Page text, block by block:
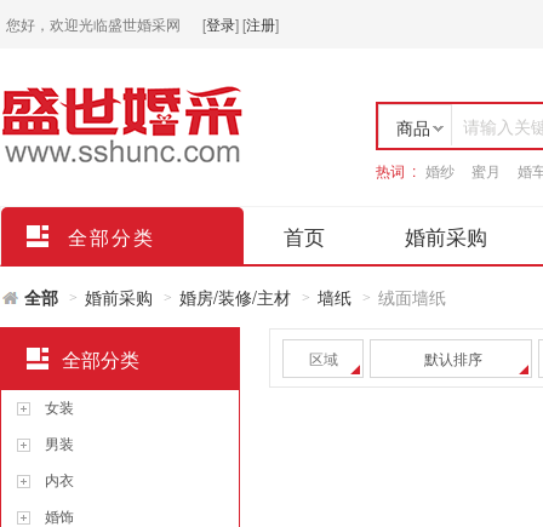
您好，欢迎光临盛世婚采网 [登录][注册]
商品
店铺
请输入关
热词 : 婚纱 蜜月 婚
全部分类 首页 婚前采购
全部 > 婚前采购 > 婚房/装修/主材 > 墙纸 > 绒面墙纸
区域 默认排序
全部分类
女装
男装
内衣
婚饰